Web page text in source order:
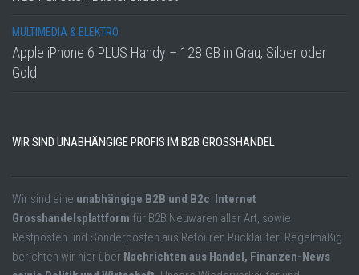
MULTIMEDIA & ELEKTRO
Apple iPhone 6 PLUS Handy – 128 GB in Grau, Silber oder
Gold
WIR SIND UNABHÄNGIGE PROFIS IM B2B GROSSHANDEL
Wir sind eine unabhängige B2B und B2c Internet
Grosshandelsplattform für B2B Neuwaren aller Art, sowie
Restposten und Sonderposten aus Retouren Rückläufer. Regelmäßig
berichten wir hier über Nachrichten aus Handel, Finanzen-News